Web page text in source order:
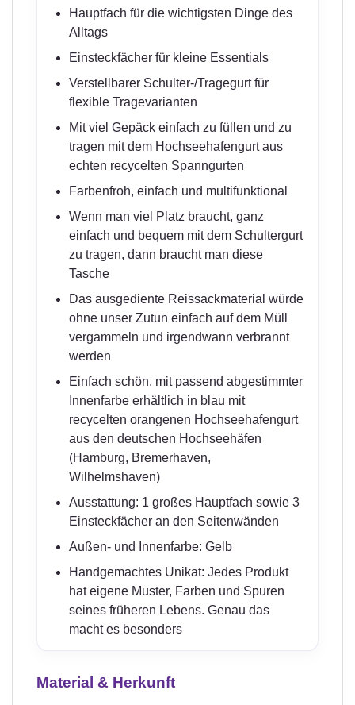
Hauptfach für die wichtigsten Dinge des
Alltags
Einsteckfächer für kleine Essentials
Verstellbarer Schulter-/Tragegurt für
flexible Tragevarianten
Mit viel Gepäck einfach zu füllen und zu
tragen mit dem Hochseehafengurt aus
echten recycelten Spanngurten
Farbenfroh, einfach und multifunktional
Wenn man viel Platz braucht, ganz
einfach und bequem mit dem Schultergurt
zu tragen, dann braucht man diese
Tasche
Das ausgediente Reissackmaterial würde
ohne unser Zutun einfach auf dem Müll
vergammeln und irgendwann verbrannt
werden
Einfach schön, mit passend abgestimmter
Innenfarbe erhältlich in blau mit
recycelten orangenen Hochseehafengurt
aus den deutschen Hochseehäfen
(Hamburg, Bremerhaven,
Wilhelmshaven)
Ausstattung: 1 großes Hauptfach sowie 3
Einsteckfächer an den Seitenwänden
Außen- und Innenfarbe: Gelb
Handgemachtes Unikat: Jedes Produkt
hat eigene Muster, Farben und Spuren
seines früheren Lebens. Genau das
macht es besonders
Material & Herkunft